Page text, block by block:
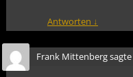
Antworten ↓
Frank Mittenbergsagte